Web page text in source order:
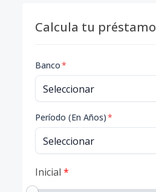
Calcula tu préstamo
Banco*
Período (En Años)*
Inicial *